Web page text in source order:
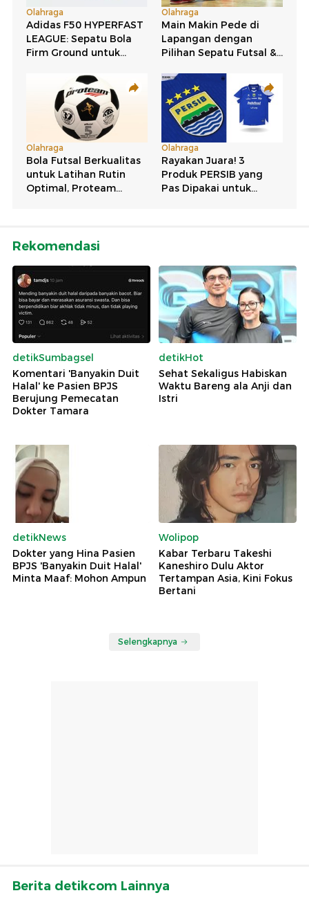
Rekomendasi
detikSumbagsel
Komentari 'Banyakin Duit
Halal' ke Pasien BPJS
Berujung Pemecatan
Dokter Tamara
detikHot
Sehat Sekaligus Habiskan
Waktu Bareng ala Anji dan
Istri
detikNews
Dokter yang Hina Pasien
BPJS 'Banyakin Duit Halal'
Minta Maaf: Mohon Ampun
Wolipop
Kabar Terbaru Takeshi
Kaneshiro Dulu Aktor
Tertampan Asia, Kini Fokus
Bertani
Selengkapnya
Berita detikcom Lainnya